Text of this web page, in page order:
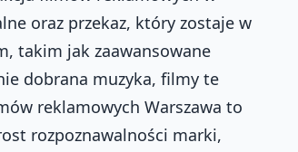
oraz przekaz, który zostaje w
takim jak zaawansowane
dobrana muzyka, filmy te
reklamowych Warszawa to
rozpoznawalności marki,